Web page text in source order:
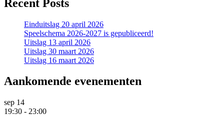
Recent Posts
Einduitslag 20 april 2026
Speelschema 2026-2027 is gepubliceerd!
Uitslag 13 april 2026
Uitslag 30 maart 2026
Uitslag 16 maart 2026
Aankomende evenementen
sep 14
19:30 - 23:00